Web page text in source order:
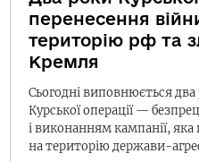
перенесення
територію рф та
Кремля
Сьогодні виповнюється два
Курської операції —
і виконанням кампанії, яка
на територію держави-